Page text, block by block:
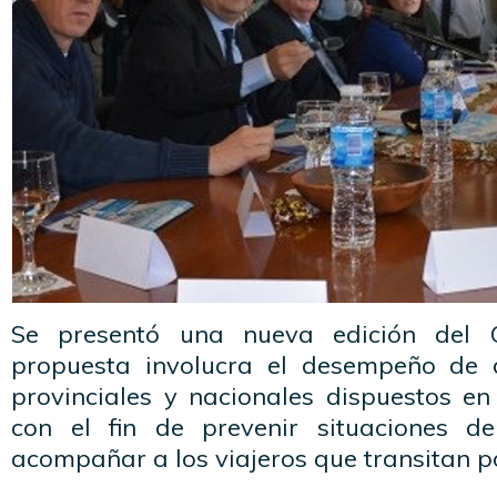
Se presentó una nueva edición del
propuesta involucra el desempeño de
provinciales y nacionales dispuestos
con el fin de prevenir situaciones
acompañar a los viajeros que transitan